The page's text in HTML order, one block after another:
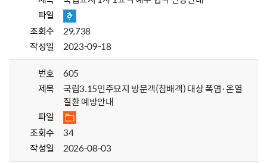
파일
조회수
29,738
작성일
2023-09-18
번호
605
제목
국립3.15민주묘지 방문객(참배객) 대상 폭염·온열
질환 예방안내
파일
조회수
34
작성일
2026-08-03